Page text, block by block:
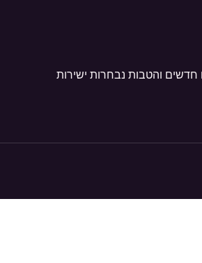
חדשים והטבות נבחרות ישירות